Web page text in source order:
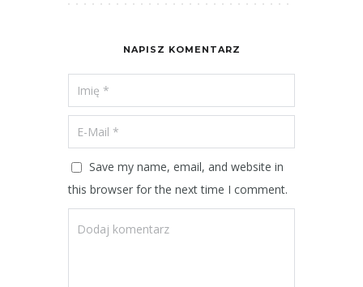
NAPISZ KOMENTARZ
Save my name, email, and website in
this browser for the next time I comment.